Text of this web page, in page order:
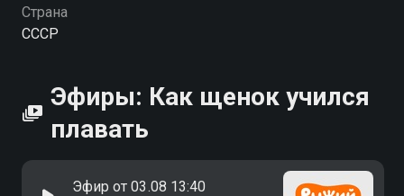
Страна
СССР
Эфиры: Как щенок учился
плавать
Эфир от 03.08 13:40